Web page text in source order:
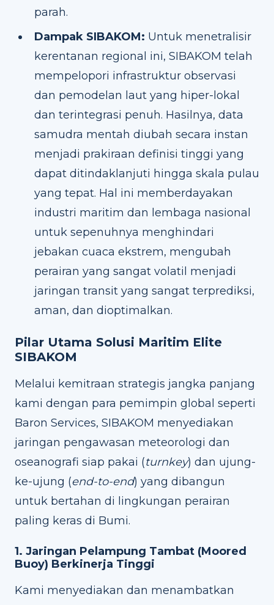
parah.
Dampak SIBAKOM: Untuk menetralisir
kerentanan regional ini, SIBAKOM telah
mempelopori infrastruktur observasi
dan pemodelan laut yang hiper-lokal
dan terintegrasi penuh. Hasilnya, data
samudra mentah diubah secara instan
menjadi prakiraan definisi tinggi yang
dapat ditindaklanjuti hingga skala pulau
yang tepat. Hal ini memberdayakan
industri maritim dan lembaga nasional
untuk sepenuhnya menghindari
jebakan cuaca ekstrem, mengubah
perairan yang sangat volatil menjadi
jaringan transit yang sangat terprediksi,
aman, dan dioptimalkan.
Pilar Utama Solusi Maritim Elite
SIBAKOM
Melalui kemitraan strategis jangka panjang
kami dengan para pemimpin global seperti
Baron Services, SIBAKOM menyediakan
jaringan pengawasan meteorologi dan
oseanografi siap pakai (turnkey) dan ujung-
ke-ujung (end-to-end) yang dibangun
untuk bertahan di lingkungan perairan
paling keras di Bumi.
1. Jaringan Pelampung Tambat (Moored
Buoy) Berkinerja Tinggi
Kami menyediakan dan menambatkan